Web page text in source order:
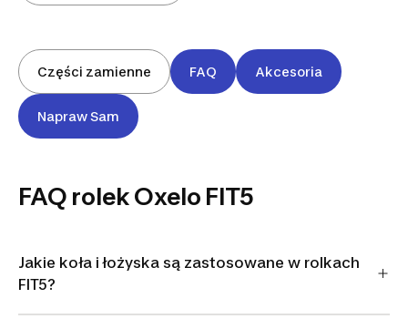
Części zamienne FAQ Akcesoria
Napraw Sam
FAQ rolek Oxelo FIT5
Jakie koła i łożyska są zastosowane w rolkach
FIT5?